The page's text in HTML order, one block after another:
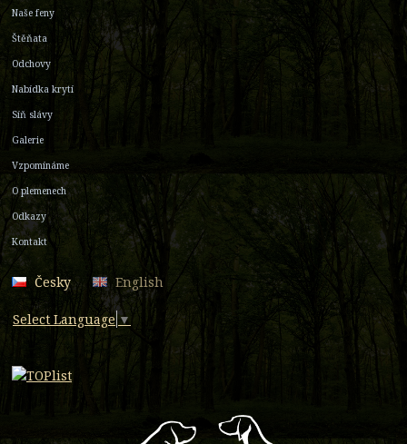
Naše feny
Štěňata
Odchovy
Nabídka krytí
Síň slávy
Galerie
Vzpomínáme
O plemenech
Odkazy
Kontakt
Česky English
Select Language ▼